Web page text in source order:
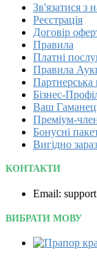
Зв'язатися з
Реєстрація
Договір
Правила
Платні
Правила
Партнерська
Бізнес-
Ваш
Преміум-
Бонусні
Вигідно зараз
КОНТАКТИ
Email:
ВИБРАТИ МОВУ